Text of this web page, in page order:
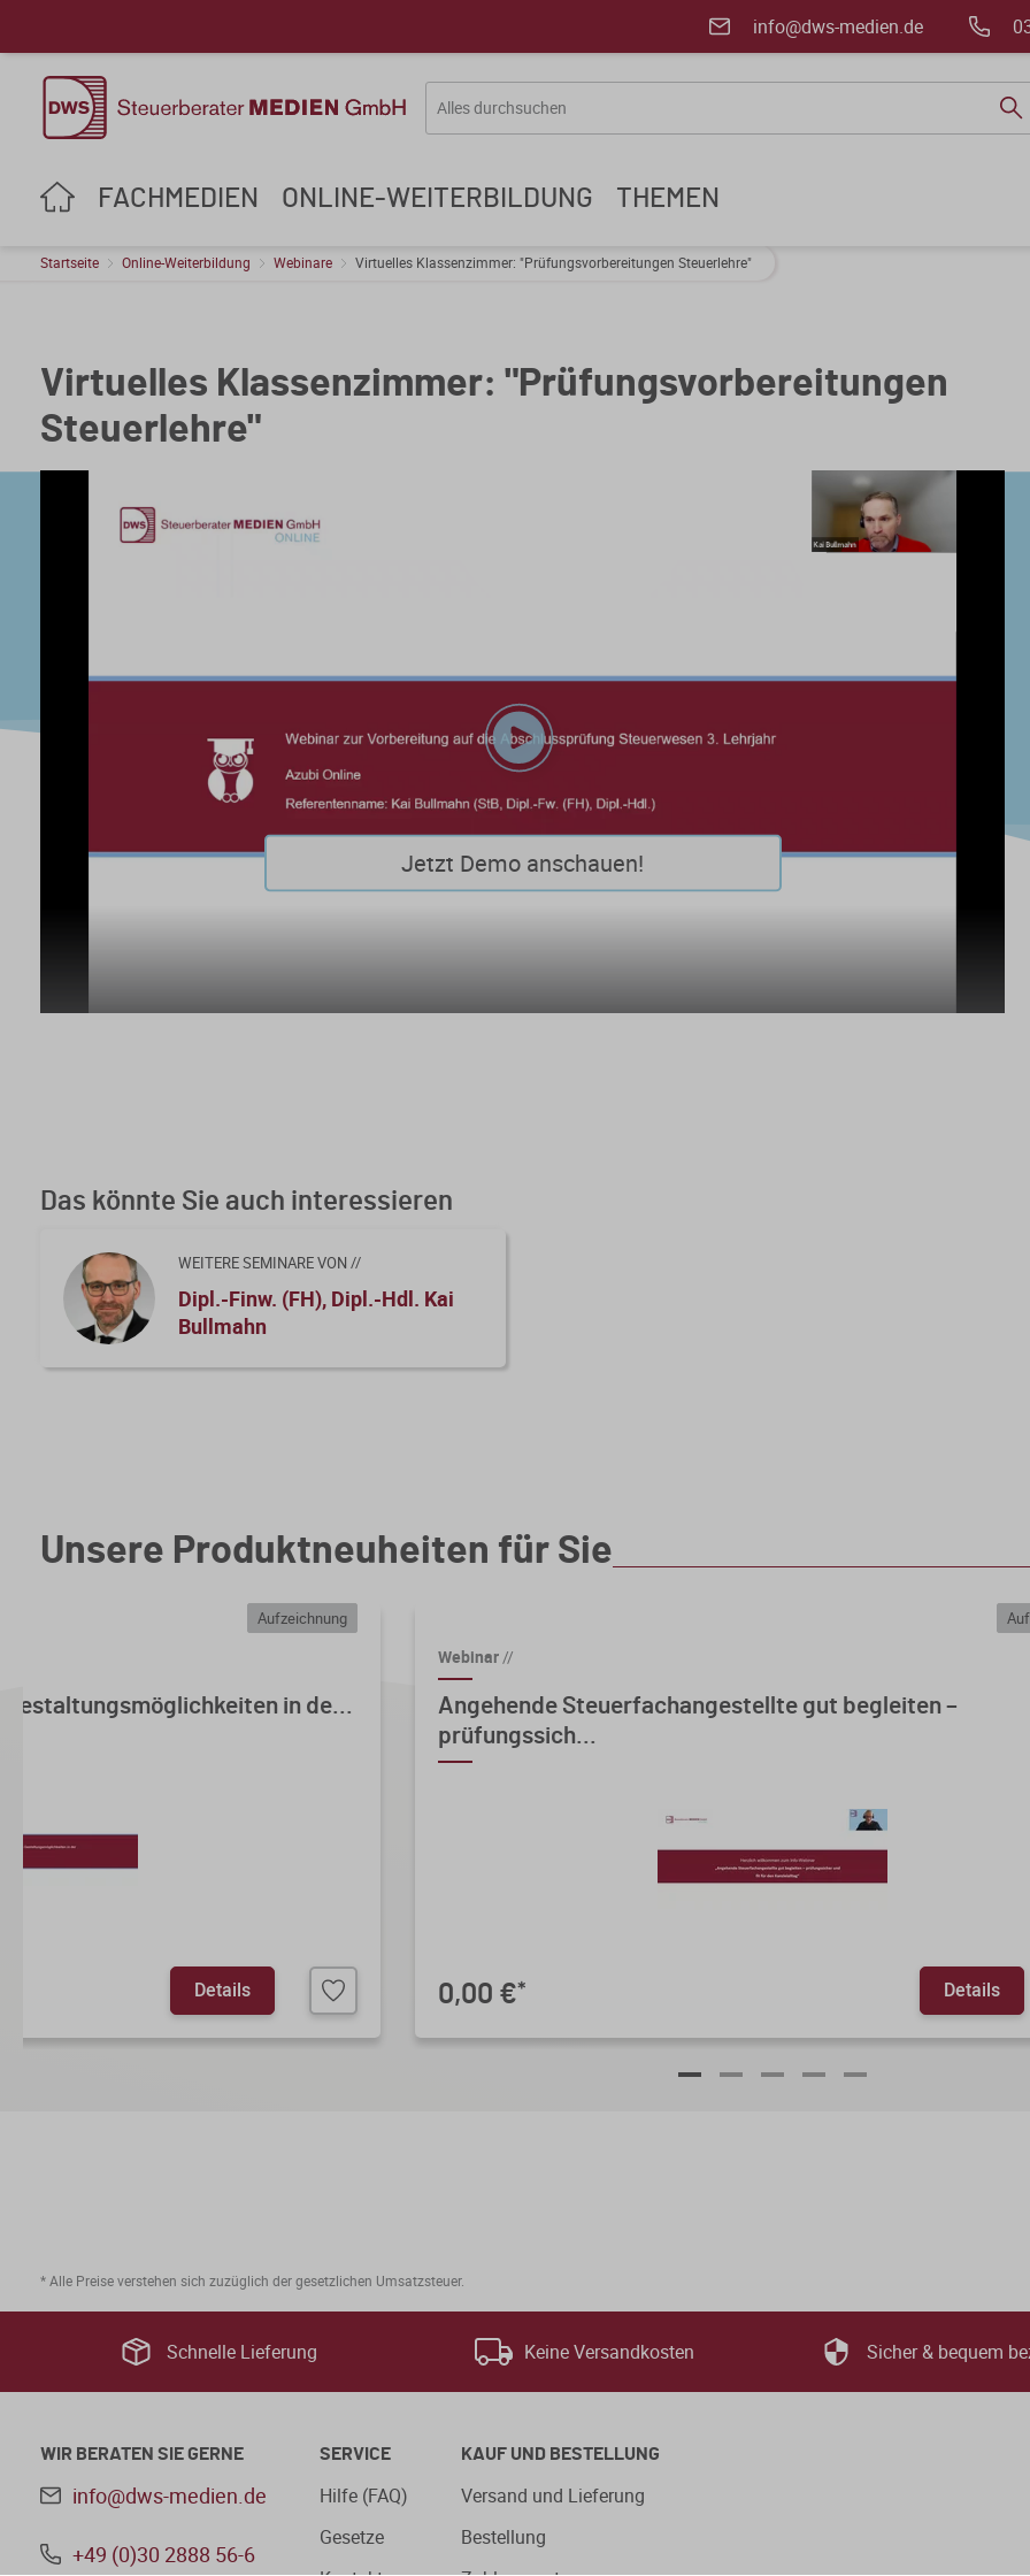
info@dws-medien.de
FACHMEDIEN ONLINE-WEITERBILDUNG THEMEN
Startseite Online-Weiterbildung Webinare Virtuelles Klassenzimmer: "Prüfungsvorbereitungen Steuerlehre"
Virtuelles Klassenzimmer: "Prüfungsvorbereitungen
Steuerlehre"
Play
Video
Jetzt Demo anschauen!
Das könnte Sie auch interessieren
WEITERE SEMINARE VON //
Dipl.-Finw. (FH), Dipl.-Hdl. Kai
Bullmahn
Unsere Produktneuheiten für Sie
Aufzeichnung
in de...
Details
Webinar//
Angehende Steuerfachangestellte gut begleiten –
prüfungssich...
0,00 €* Details
* Alle Preise verstehen sich zuzüglich der gesetzlichen Umsatzsteuer.
Schnelle Lieferung Keine Versandkosten Sicher & bequem
WIR BERATEN SIE GERNE
info@dws-medien.de
+49 (0)30 2888 56-6
SERVICE
Hilfe (FAQ)
Gesetze
KAUF UND BESTELLUNG
Versand und Lieferung
Bestellung